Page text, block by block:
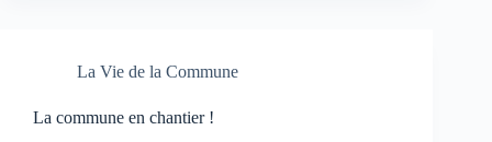
La Vie de la Commune
La commune en chantier !